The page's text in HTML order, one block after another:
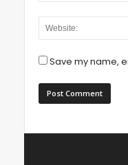
Save my name,